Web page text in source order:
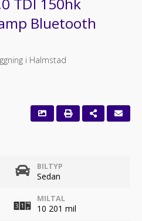
Bluetooth
i Halmstad
BILTYP
Sedan
MILTAL
10 201 mil